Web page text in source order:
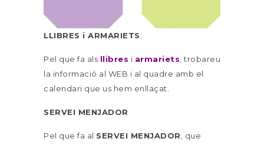
LLIBRES i ARMARIETS:
Pel que fa als llibres i armariets , trobareu
la informació al WEB i al quadre amb el
calendari que us hem enllaçat.
SERVEI MENJADOR
Pel que fa al SERVEI MENJADOR , que